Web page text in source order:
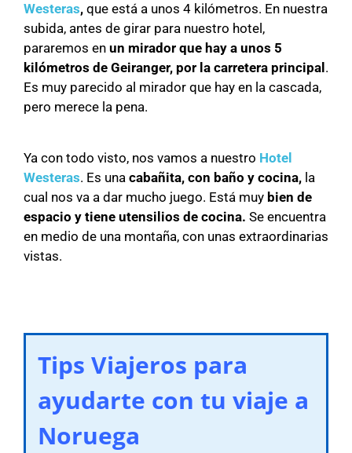
Westeras,que está a unos 4 kilómetros. En nuestra
subida, antes de girar para nuestro hotel,
pararemos en un mirador que hay a unos 5
kilómetros de Geiranger, por la carretera principal .
Es muy parecido al mirador que hay en la cascada,
pero merece la pena.
Ya con todo visto, nos vamos a nuestro Hotel
Westeras. Es una cabañita, con baño y cocina,la
cual nos va a dar mucho juego. Está muy bien de
espacio y tiene utensilios de cocina. Se encuentra
en medio de una montaña, con unas extraordinarias
vistas.
Tips Viajeros para
ayudarte con tu viaje a
Noruega